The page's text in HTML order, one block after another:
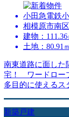
小田急電鉄
相模原市南
建物：111.36
土地：80.91
南東道路に面した
宅！ ワードロー
多目的に使えるス
新築戸建